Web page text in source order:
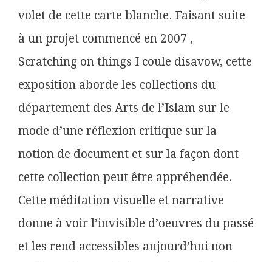
volet de cette carte blanche. Faisant suite
à un projet commencé en 2007 ,
Scratching on things I coule disavow, cette
exposition aborde les collections du
département des Arts de l’Islam sur le
mode d’une réflexion critique sur la
notion de document et sur la façon dont
cette collection peut être appréhendée.
Cette méditation visuelle et narrative
donne à voir l’invisible d’oeuvres du passé
et les rend accessibles aujourd’hui non